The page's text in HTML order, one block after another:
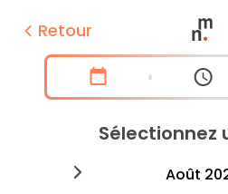
Retour
Sélectionnez
août